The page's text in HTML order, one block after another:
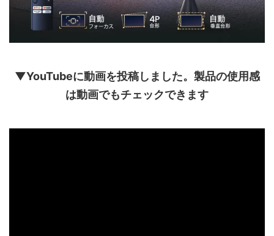
▼YouTubeに動画を投稿しました。製品の使用感
は動画でもチェックできます